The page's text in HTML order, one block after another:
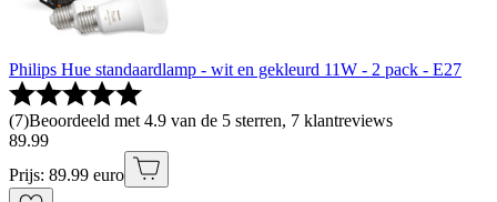
Philips Hue standaardlamp - wit en gekleurd 11W - 2 pack - E27
(7)Beoordeeld met 4.9 van de 5 sterren, 7 klantreviews
89.99
Prijs: 89.99 euro